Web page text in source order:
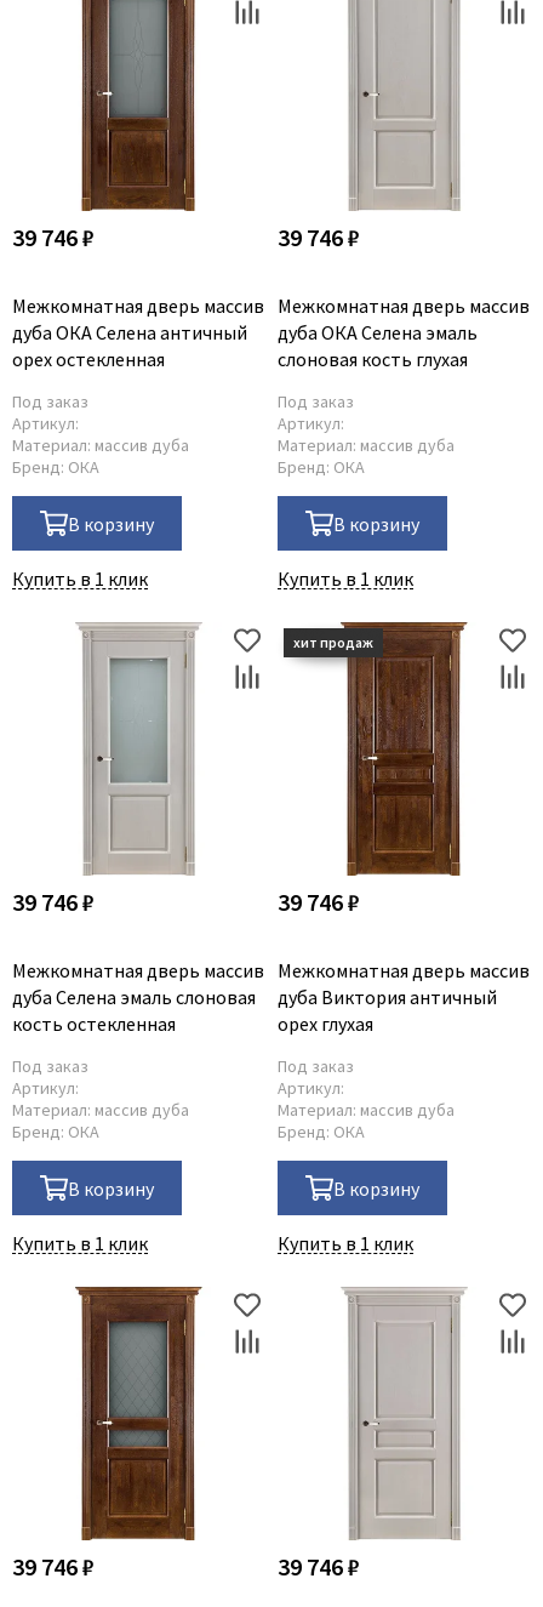
39 746 ₽
Межкомнатная дверь массив
дуба ОКА Селена античный
орех остекленная
Под заказ
Артикул:
Материал: массив дуба
Бренд: ОКА
В корзину
Купить в 1 клик
39 746 ₽
Межкомнатная дверь массив
дуба ОКА Селена эмаль
слоновая кость глухая
Под заказ
Артикул:
Материал: массив дуба
Бренд: ОКА
В корзину
Купить в 1 клик
39 746 ₽
Межкомнатная дверь массив
дуба Селена эмаль слоновая
кость остекленная
Под заказ
Артикул:
Материал: массив дуба
Бренд: ОКА
В корзину
Купить в 1 клик
39 746 ₽
Межкомнатная дверь массив
дуба Виктория античный
орех глухая
Под заказ
Артикул:
Материал: массив дуба
Бренд: ОКА
В корзину
Купить в 1 клик
39 746 ₽ 39 746 ₽